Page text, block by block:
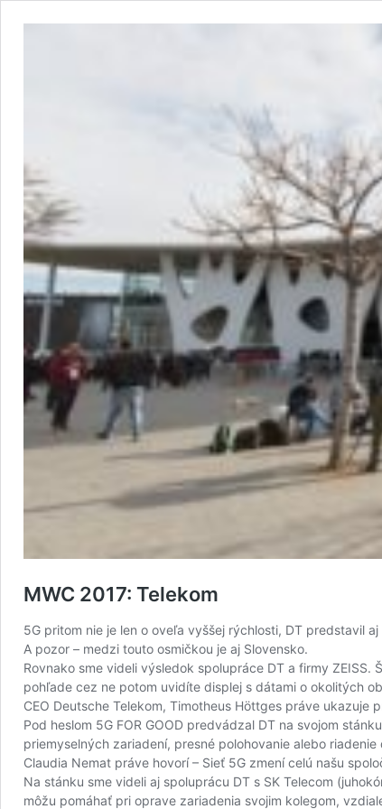
MWC 2017: Telekom
5G pritom nie je len o oveľa vyššej rýchlosti, DT predstavil
A pozor – medzi touto osmičkou je aj Slovensko.
Rovnako sme videli výsledok spolupráce DT a firmy
pohľade cez ne potom uvidíte displej s dátami o okolitých
CEO Deutsche Telekom, Timotheus Höttges práve ukazuje
Pod heslom 5G FOR GOOD predvádzal DT na svojom
priemyselných zariadení, presné polohovanie alebo
Claudia Nemat práve hovorí – Sieť 5G zmení celú našu
Na stánku sme videli aj spoluprácu DT s SK Telecom
môžu pomáhať pri oprave zariadenia svojim kolegom,